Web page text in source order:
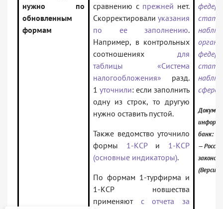
нужно по
обновленным
формам
сравнению с прежней нет.
Скорректировали указания
по ее заполнению.
Например, в контрольных
соотношениях для
таблицы «Система
налогообложения» разд.
1 уточнили: если заполнить
одну из строк, то другую
нужно оставить пустой.
Также ведомство уточнило
формы 1-КСРи 1-КСР
(основные индикаторы).
По формам 1-турфирма и
1-КСР новшества
применяют с отчета за
сфере
банк:
—
(Версия